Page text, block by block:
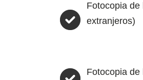
Fotocopia
extranjeros)
Fotocopia